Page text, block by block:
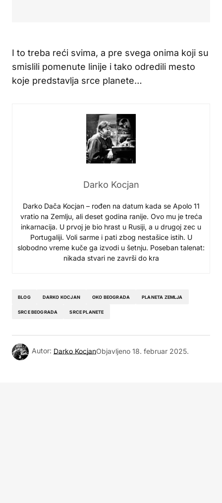
I to treba reći svima, a pre svega onima koji su
smislili pomenute linije i tako odredili mesto
koje predstavlja srce planete…
Darko Kocjan
Darko Dača Kocjan – rođen na datum kada se Apolo 11
vratio na Zemlju, ali deset godina ranije. Ovo mu je treća
inkarnacija. U prvoj je bio hrast u Rusiji, a u drugoj zec u
Portugaliji. Voli sarme i pati zbog nestašice istih. U
slobodno vreme kuče ga izvodi u šetnju. Poseban talenat:
nikada stvari ne završi do kra
BLOG DARKO KOCJAN OKO BEOGRADA PLANETA ZEMLJA
SRCE BEOGRADA SRCE PLANETE
Autor: Darko KocjanObjavljeno 18. februar 2025.